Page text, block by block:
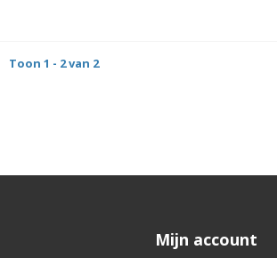
Toon 1 - 2 van 2
Mijn account